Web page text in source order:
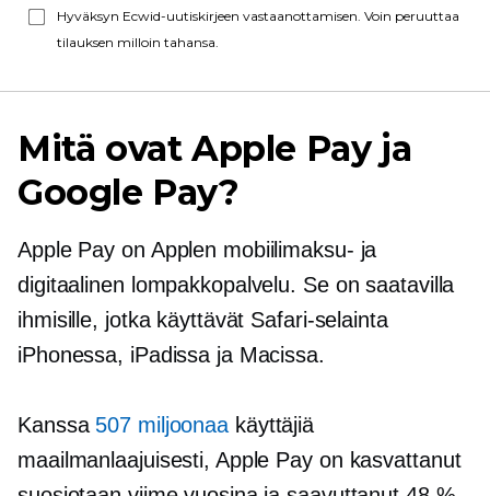
Hyväksyn Ecwid-uutiskirjeen vastaanottamisen. Voin peruuttaa
tilauksen milloin tahansa.
Mitä ovat Apple Pay ja
Google Pay?
Apple Pay on Applen mobiilimaksu- ja
digitaalinen lompakkopalvelu. Se on saatavilla
ihmisille, jotka käyttävät Safari-selainta
iPhonessa, iPadissa ja Macissa.
Kanssa 507 miljoonaa käyttäjiä
maailmanlaajuisesti, Apple Pay on kasvattanut